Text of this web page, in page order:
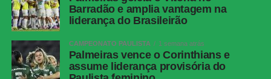
Local
MetLife Stadium,
Nova Jersey,
Estados Unidos
Público
80.663 torcedores
GOL E
Barradão e amplia vantagem na
liderança do Brasileirão
CAMPEONATO PAULISTA 1 semana atrás
Palmeiras vence o Corinthians e
assume liderança provisória do